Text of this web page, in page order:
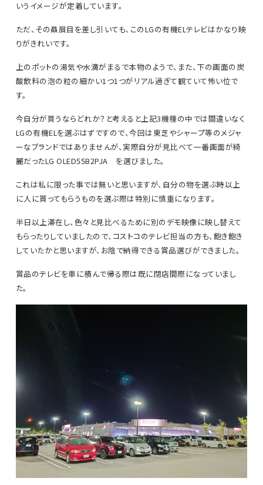
いうイメージが定着しています。
ただ、その贔屓目を差し引いても、このLGの有機ELテレビはかなり映
りがきれいです。
上のポットの湯気や水滴がまるで本物のようで、また、下の画面の炭
酸飲料の泡の粒の細かい1つ1つがリアル過ぎて観ていて怖い位で
す。
今自分が買うならどれか？と考えると上記3機種の中では間違いなく
LGの有機ELを選ぶはずですので、今回は東芝やシャープ等のメジャ
ーなブランドではありませんが、実際自分が見比べて一番画面が綺
麗だったLG OLED55B2PJA を選びました。
これは私に限った事では無いと思いますが、自分の物を選ぶ時以上
に人に貰ってもらうものを選ぶ際は特別に慎重になります。
半日以上滞在し、色々と見比べるために別のデモ映像に映し替えて
もらったりしていましたので、コストコのテレビ担当の方も、飽き飽き
していたかと思いますが、お陰で納得できる賞品選びができました。
賞品のテレビを車に積んで帰る際は既に閉店間際になっていまし
た。